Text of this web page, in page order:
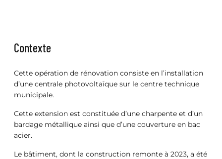
Contexte
Cette opération de rénovation consiste en l’installation
d’une centrale photovoltaïque sur le centre technique
municipale.
Cette extension est constituée d’une charpente et d’un
bardage métallique ainsi que d’une couverture en bac
acier.
Le bâtiment, dont la construction remonte à 2023, a été